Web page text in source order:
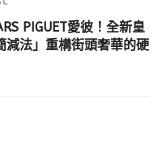
PIGUET愛彼！全新皇
減法」重構街頭奢華的硬